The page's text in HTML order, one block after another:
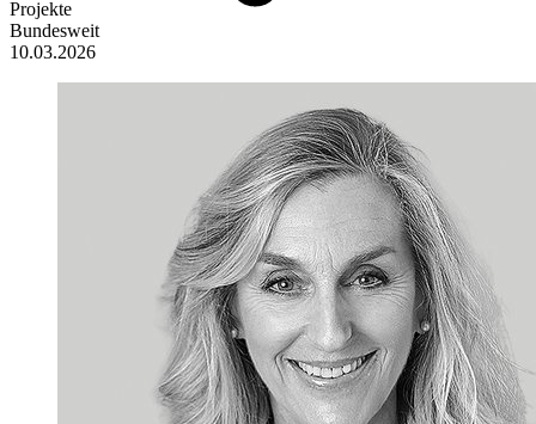
Projekte
Bundesweit
10.03.2026